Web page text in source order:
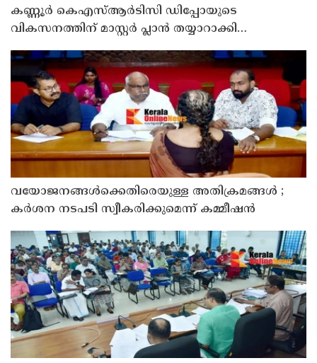
കണ്ണൂർ കെഎസ്ആർടിസി ഡിപ്പോയുടെ
വികസനത്തിന് മാസ്റ്റർ പ്ലാൻ തയ്യാറാക്കി
വയോജനങ്ങൾക്കെതിരെയുള്ള അതിക്രമങ്ങൾ ;
കർശന നടപടി സ്വീകരിക്കുമെന്ന് കമ്മീഷൻ